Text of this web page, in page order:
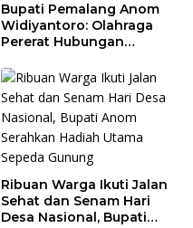
Bupati Pemalang Anom
Widiyantoro: Olahraga
Pererat Hubungan
Ribuan Warga Ikuti Jalan
Sehat dan Senam Hari
Desa Nasional, Bupati